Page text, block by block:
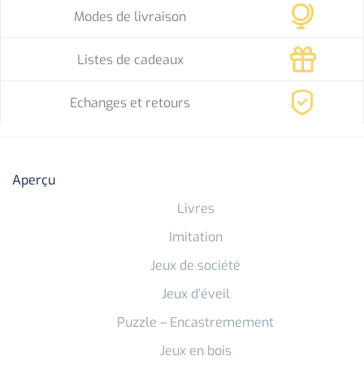
Modes de livraison
Listes de cadeaux
Echanges et retours
Aperçu
Livres
Imitation
Jeux de société
Jeux d’éveil
Puzzle – Encastremement
Jeux en bois